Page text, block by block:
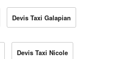
Devis Taxi Galapian
Devis Taxi Nicole